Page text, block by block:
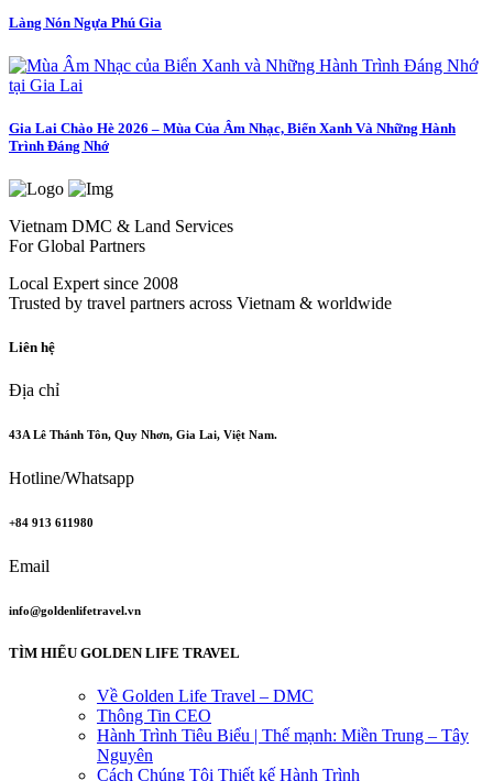
Làng Nón Ngựa Phú Gia
Gia Lai Chào Hè 2026 – Mùa Của Âm Nhạc, Biển Xanh Và Những Hành
Trình Đáng Nhớ
Vietnam DMC & Land Services
For Global Partners
Local Expert since 2008
Trusted by travel partners across Vietnam & worldwide
Liên hệ
Địa chỉ
43A Lê Thánh Tôn, Quy Nhơn, Gia Lai, Việt Nam.
Hotline/Whatsapp
+84 913 611980
Email
info@goldenlifetravel.vn
TÌM HIỂU GOLDEN LIFE TRAVEL
Về Golden Life Travel – DMC
Thông Tin CEO
Hành Trình Tiêu Biểu | Thế mạnh: Miền Trung – Tây
Nguyên
Cách Chúng Tôi Thiết kế Hành Trình